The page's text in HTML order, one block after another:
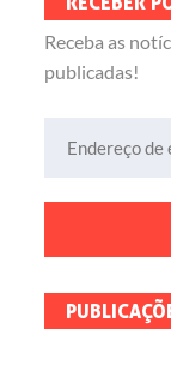
Receba as
publicadas!